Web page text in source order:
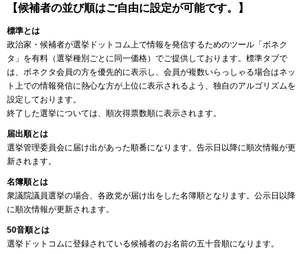
【候補者の並び順はご自由に設定が可能です。】
標準とは
政治家・候補者が選挙ドットコム上で情報を発信するためのツール「ボネク
タ」を有料（選挙種別ごとに同一価格）でご提供しております。標準タブで
は、ボネクタ会員の方を優先的に表示し、会員が複数いらっしゃる場合はネッ
ト上での情報発信に熱心な方が上位に表示されるよう、独自のアルゴリズムを
設定しております。
終了した選挙については、順次得票数順に表示されます。
届出順とは
選挙管理委員会に届け出があった順番になります。告示日以降に順次情報が更
新されます。
名簿順とは
衆議院議員選挙の場合、各政党が届け出をした名簿順となります。公示日以降
に順次情報が更新されます。
50音順とは
選挙ドットコムに登録されている候補者のお名前の五十音順になります。